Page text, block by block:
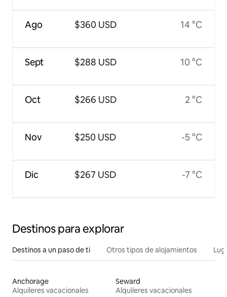
Ago
Sept
Oct
Nov
Dic
$360 USD
$288 USD
$266 USD
$250 USD
$267 USD
14 °C
10 °C
2 °C
-5 °C
-7 °C
Destinos para explorar
Destinos a un paso de ti Otros tipos de alojamientos
Anchorage
Alquileres vacacionales
Seward
Alquileres vacacionales